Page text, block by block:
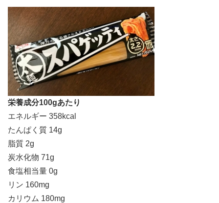
栄養成分100gあたり
エネルギー 358kcal
たんぱく質 14g
脂質 2g
炭水化物 71g
食塩相当量 0g
リン 160mg
カリウム 180mg